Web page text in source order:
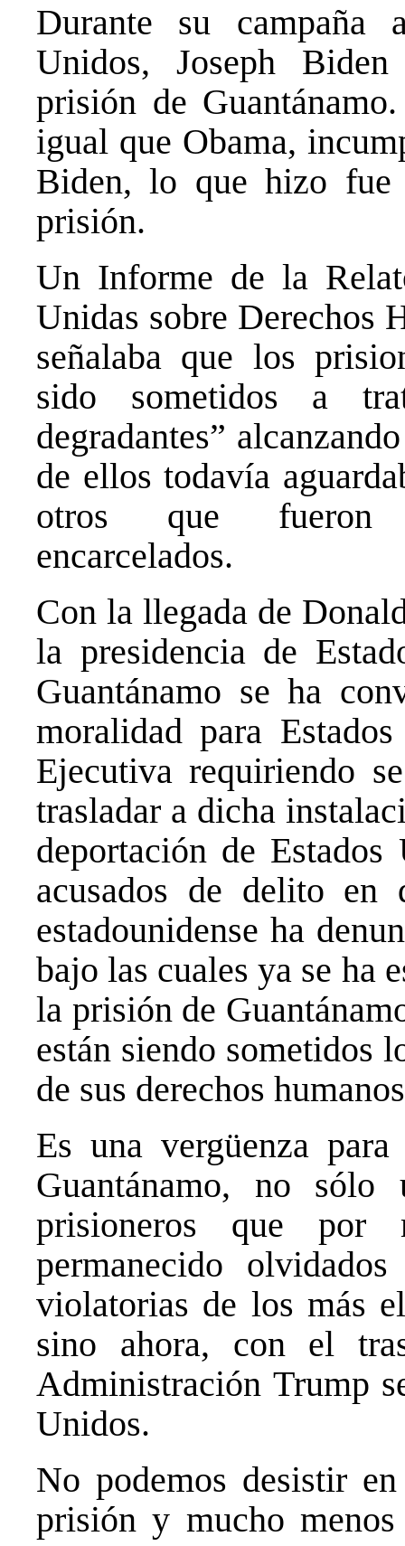
Durante su campaña
Unidos, Joseph
prisión de
igual que Obama,
Biden, lo que hizo fue
prisión.
Un Informe de la
Unidas sobre Derechos
señalaba que los
sido sometidos a
degradantes”
de ellos todavía
otros que fueron
encarcelados.
Con la llegada de
la presidencia de
Guantánamo se ha
moralidad para
Ejecutiva requiriendo
trasladar a dicha
deportación de
acusados de delito en
estadounidense ha
bajo las cuales ya se ha
la prisión de
están siendo sometidos
de sus derechos
Es una vergüenza
Guantánamo, no
prisioneros que por
permanecido
violatorias de los más
sino ahora, con el
Administración Trump
Unidos.
No podemos desistir
prisión y mucho